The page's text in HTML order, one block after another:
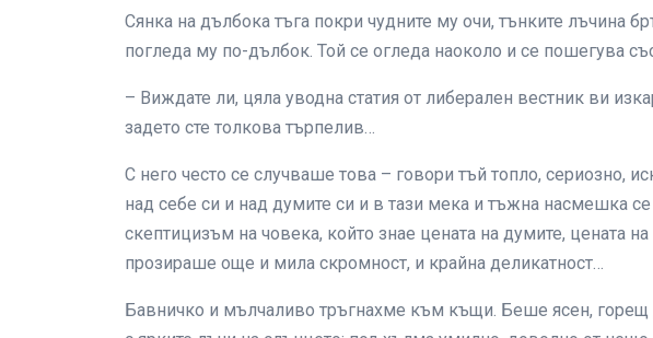
Сянка на дълбока тъга покри чудните му очи, тънките лъчина
погледа му по-дълбок. Той се огледа наоколо и се пошегува
– Виждате ли, цяла уводна статия от либерален вестник ви
задето сте толкова търпелив…
С него често се случваше това – говори тъй топло, сериозно,
над себе си и над думите си и в тази мека и тъжна насмешка
скептицизъм на човека, който знае цената на думите, цената
прозираше още и мила скромност, и крайна деликатност…
Бавничко и мълчаливо тръгнахме към къщи. Беше ясен, горещ